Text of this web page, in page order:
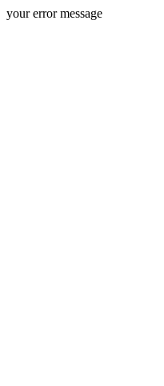
your error message